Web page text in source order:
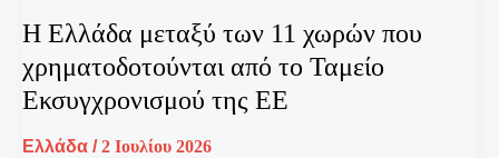
Η Ελλάδα μεταξύ των 11 χωρών που
χρηματοδοτούνται από το Ταμείο
Εκσυγχρονισμού της ΕΕ
Ελλάδα /2 Ιουλίου 2026